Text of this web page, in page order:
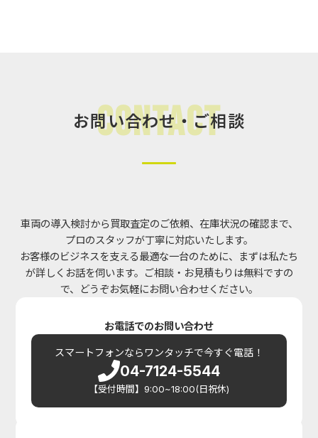
お問い合わせ・ご相談
Contact
車両の導入検討から買取査定のご依頼、在庫状況の確認まで、
プロのスタッフが丁寧に対応いたします。
お客様のビジネスを支える最適な一台のために、まずは私たち
が詳しくお話を伺います。ご相談・お見積もりは無料ですの
で、どうぞお気軽にお問い合わせください。
お電話でのお問い合わせ
スマートフォンなら ワンタッチで今すぐ電話！
04-7124-5544
【受付時間】9:00~18:00(日祝休)